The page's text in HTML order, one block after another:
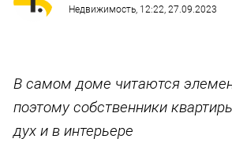
Недвижимость, 12:22, 27.09.2023
В самом доме читаются
поэтому собственники
дух и в интерьере